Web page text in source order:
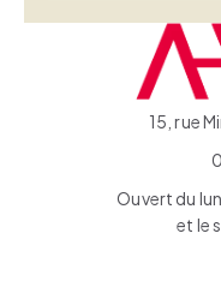
15, rue
Ouvert du
et le